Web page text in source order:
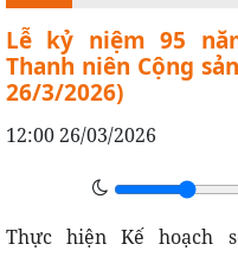
Lễ kỷ niệm 95
Thanh niên Cộng
26/3/2026)
12:00 26/03/2026
Thực hiện Kế hoạch